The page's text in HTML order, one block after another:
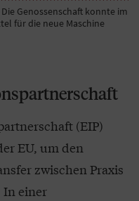
Genossenschaft konnte im
für die neue Maschine
(EIP)
EU, um den
zwischen Praxis
In einer